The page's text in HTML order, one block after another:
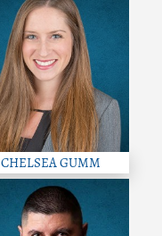
CHELSEA GUMM